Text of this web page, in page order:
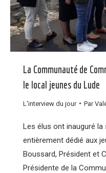
La Communauté de
le local jeunes du Lude
L'interview du jour Par
Les élus ont inauguré la
entièrement dédié aux
Boussard, Président et
Présidente de la